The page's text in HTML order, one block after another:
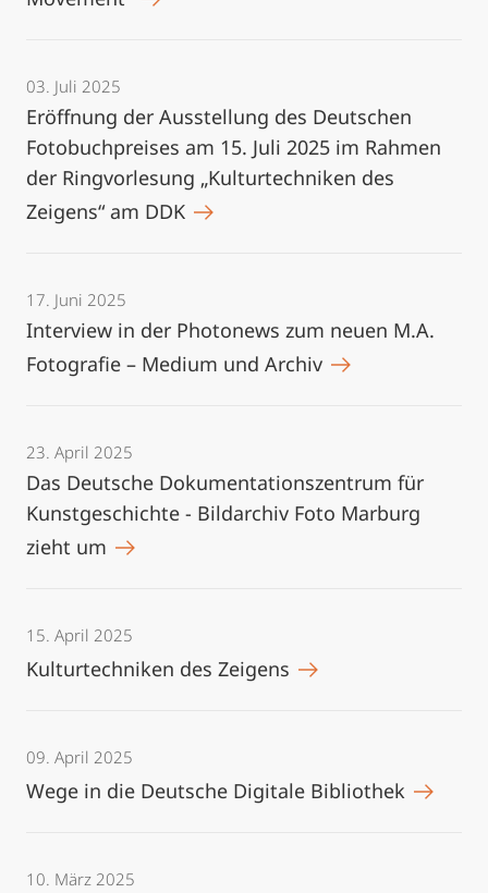
03. Juli 2025
Eröffnung der Ausstellung des Deutschen
Fotobuchpreises am 15. Juli 2025 im Rahmen
der Ringvorlesung „Kulturtechniken des
Zeigens“ am DDK
17. Juni 2025
Interview in der Photonews zum neuen M.A.
Fotografie – Medium und Archiv
23. April 2025
Das Deutsche Dokumentationszentrum für
Kunstgeschichte - Bildarchiv Foto Marburg
zieht um
15. April 2025
Kulturtechniken des Zeigens
09. April 2025
Wege in die Deutsche Digitale Bibliothek
10. März 2025